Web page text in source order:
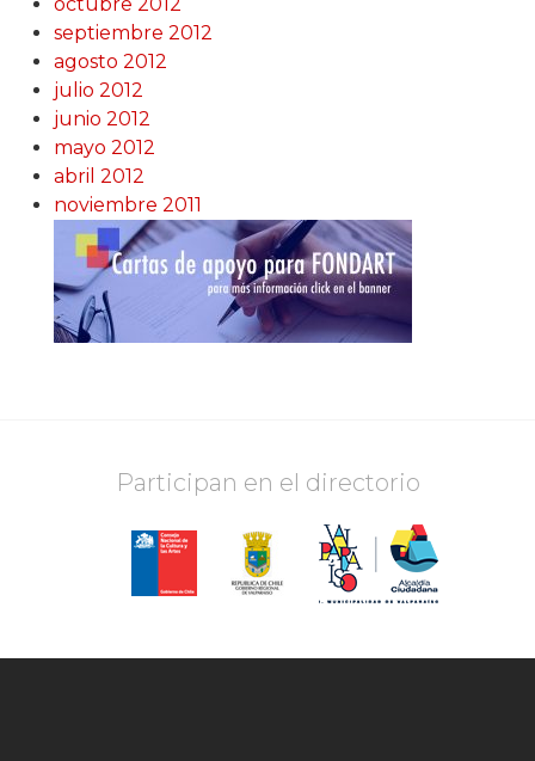
septiembre 2012
agosto 2012
julio 2012
junio 2012
mayo 2012
abril 2012
noviembre 2011
Participan en el directorio